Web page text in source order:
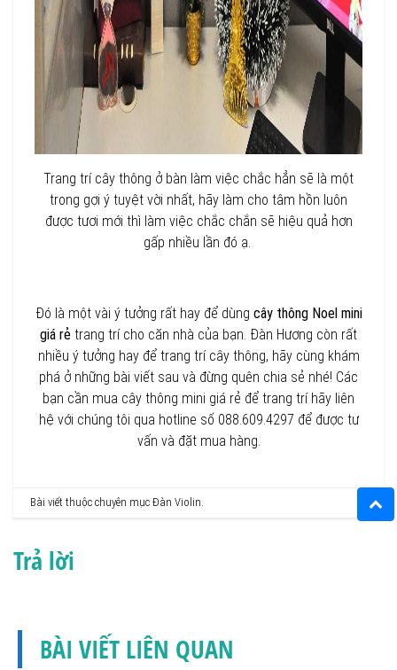
Trang trí cây thông ở bàn làm việc chắc hẳn sẽ là một
trong gợi ý tuyệt vời nhất, hãy làm cho tâm hồn luôn
được tươi mới thì làm việc chắc chắn sẽ hiệu quả hơn
gấp nhiều lần đó ạ.
Đó là một vài ý tưởng rất hay để dùng cây thông Noel mini
giá rẻ trang trí cho căn nhà của bạn. Đàn Hương còn rất
nhiều ý tưởng hay để trang trí cây thông, hãy cùng khám
phá ở những bài viết sau và đừng quên chia sẻ nhé! Các
bạn cần mua cây thông mini giá rẻ để trang trí hãy liên
hệ với chúng tôi qua hotline số 088.609.4297 để được tư
vấn và đặt mua hàng.
Bài viết thuộc chuyên mụcĐàn Violin
Trả lời
BÀI VIẾT LIÊN QUAN